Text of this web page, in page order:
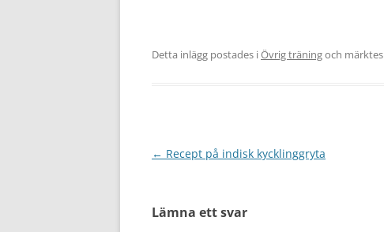
Detta inlägg postades iÖvrig träningoch märktes
Inläggsnavigering
← Recept på indisk kycklinggryta
Lämna ett svar